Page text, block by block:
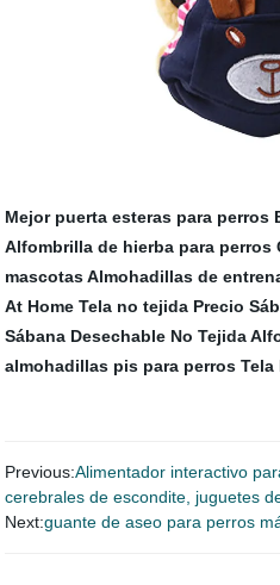
Mejor puerta esteras para perros
Alfombrilla de hierba para perros
mascotas Almohadillas de
At Home Tela no tejida Precio
Sábana Desechable No Tejida
almohadillas pis para perros Tela
Previous:Alimentador interactivo
cerebrales de escondite, juguetes
Next:guante de aseo para perros